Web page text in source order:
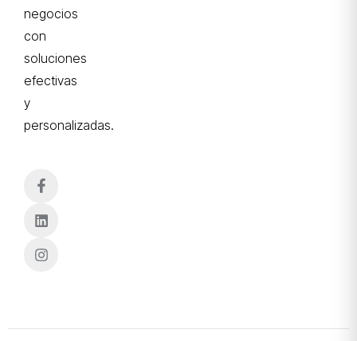
negocios
con
soluciones
efectivas
y
personalizadas.